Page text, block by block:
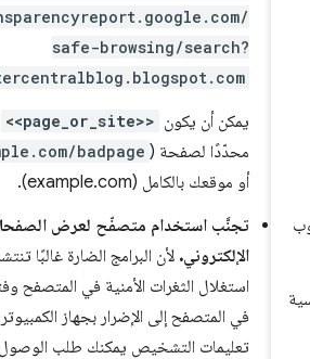
safe-browsing/search?
يمكن أن يكون <<page_or_site>>
محدّدًا لصفحة ( badpage
أو موقعك بالكامل (example.com).
تجنَّب استخدام متصفّح لعرض الصفحات
الإلكتروني.لأن البرامج الضارة غالبًا تنتشر
استغلال الثغرات الأمنية في المتصفح وفتح
في المتصفح إلى الإضرار بجهاز الكمبيوتر. ما
تعليمات التشخيص يمكنك طلب الوصول